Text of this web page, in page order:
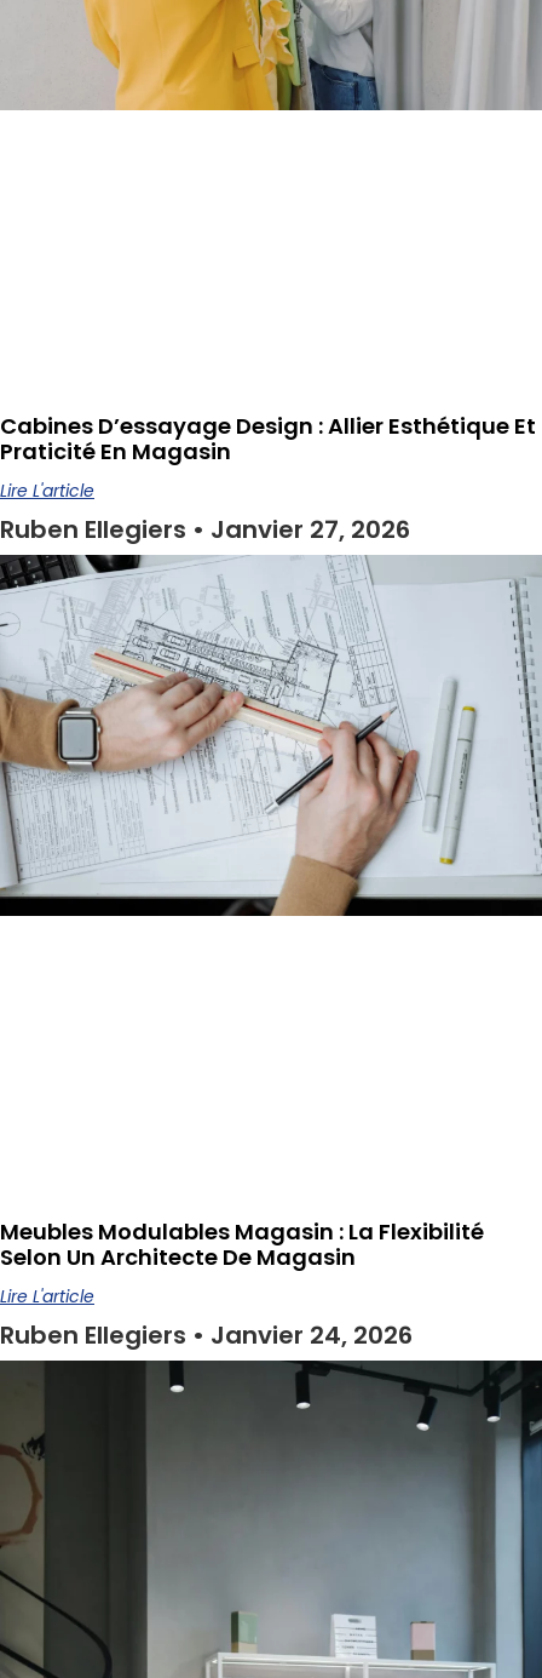
Cabines D’essayage Design : Allier Esthétique Et
Praticité En Magasin
Lire L'article
Ruben Ellegiers Janvier 27, 2026
Meubles Modulables Magasin : La Flexibilité
Selon Un Architecte De Magasin
Lire L'article
Ruben Ellegiers Janvier 24, 2026